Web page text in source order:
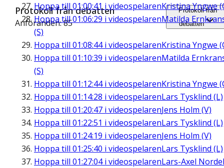
Hoppa till 01:00:41 i videospelarenKristina Yngwe
Hoppa till01:06:29 i videospelarenMatilda
(S)
Hoppa till 01:08:44i videospelarenKristina Yngwe
Hoppa till 01:10:39 i videospelarenMatilda
(S)
Hoppa till 01:12:44i videospelarenKristina Yngwe
Hoppa till 01:14:28 i videospelarenLars Tysklind (L)
Hoppa till 01:20:47 i videospelarenJens Holm (V)
Hoppa till 01:22:51 i videospelarenLars Tysklind (L)
Hoppa till 01:24:19 i videospelarenJens Holm (V)
Hoppa till 01:25:40 i videospelarenLars Tysklind (L)
Hoppa till 01:27:04i videospelarenLars-Axel
Protokoll från debatten
Anföranden: 85
Protokoll från
debatten